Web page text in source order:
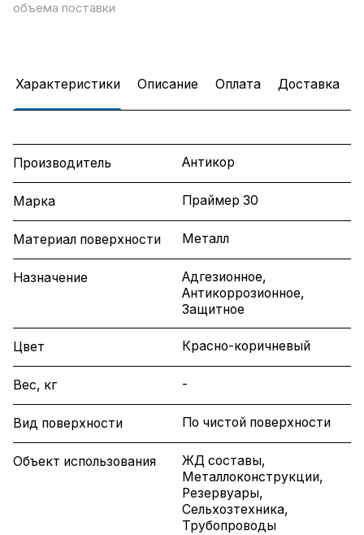
объема поставки
Характеристики Описание Оплата Доставка
Производитель Антикор
Марка Праймер 30
Материал поверхности Металл
Назначение
Адгезионное,
Антикоррозионное,
Защитное
Цвет Красно-коричневый
Вес, кг -
Вид поверхности По чистой поверхности
Объект использования
ЖД составы,
Металлоконструкции,
Резервуары,
Сельхозтехника,
Трубопроводы